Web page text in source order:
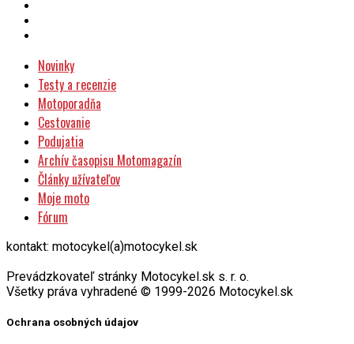
Novinky
Testy a recenzie
Motoporadňa
Cestovanie
Podujatia
Archív časopisu Motomagazín
Články užívateľov
Moje moto
Fórum
kontakt: motocykel(a)motocykel.sk
Prevádzkovateľ stránky Motocykel.sk s. r. o.
Všetky práva vyhradené © 1999-2026 Motocykel.sk
Ochrana osobných údajov